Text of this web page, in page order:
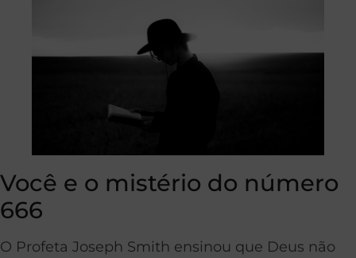
Você e o mistério do número
666
O Profeta Joseph Smith ensinou que Deus não